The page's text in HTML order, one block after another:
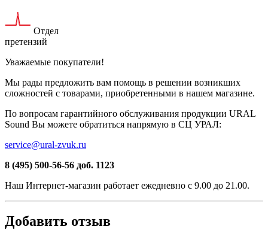
Отдел
претензий
Уважаемые покупатели!
Мы рады предложить вам помощь в решении возникших
сложностей c товарами, приобретенными в нашем магазине.
По вопросам гарантийного обслуживания продукции URAL
Sound Вы можете обратиться напрямую в СЦ УРАЛ:
service@ural-zvuk.ru
8 (495) 500-56-56 доб. 1123
Наш Интернет-магазин работает ежедневно с 9.00 до 21.00.
Добавить отзыв